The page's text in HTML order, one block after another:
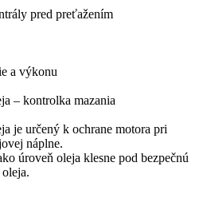
pred preťažením
a výkonu
– kontrolka mazania
je určený k ochrane motora pri
náplne.
úroveň oleja klesne pod bezpečnú